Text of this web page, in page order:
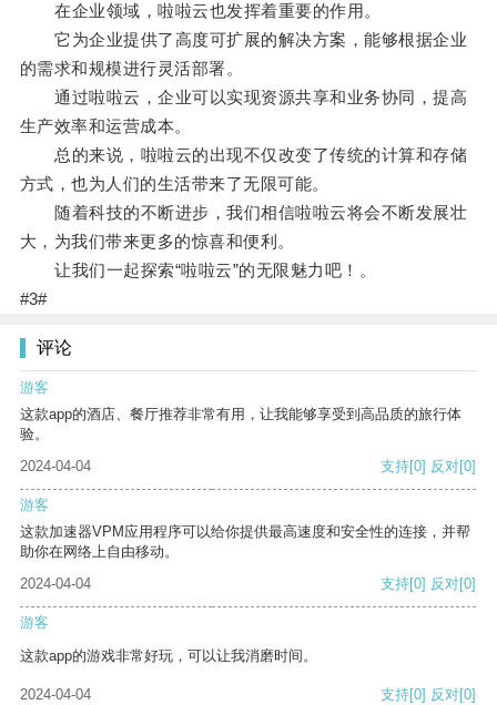
在企业领域，啦啦云也发挥着重要的作用。
它为企业提供了高度可扩展的解决方案，能够根据企业
的需求和规模进行灵活部署。
通过啦啦云，企业可以实现资源共享和业务协同，提高
生产效率和运营成本。
总的来说，啦啦云的出现不仅改变了传统的计算和存储
方式，也为人们的生活带来了无限可能。
随着科技的不断进步，我们相信啦啦云将会不断发展壮
大，为我们带来更多的惊喜和便利。
让我们一起探索“啦啦云”的无限魅力吧！。
#3#
评论
游客
这款app的酒店、餐厅推荐非常有用，让我能够享受到高品质的旅行体
验。
2024-04-04
支持[0] 反对[0]
游客
这款加速器VPM应用程序可以给你提供最高速度和安全性的连接，并帮
助你在网络上自由移动。
2024-04-04
支持[0] 反对[0]
游客
这款app的游戏非常好玩，可以让我消磨时间。
2024-04-04 支持[0] 反对[0]